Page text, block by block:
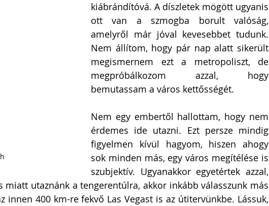
kiábrándítóvá. A díszletek mögött ugyanis
ott van a szmogba borult valóság,
amelyről már jóval kevesebbet tudunk.
Nem állítom, hogy pár nap alatt sikerült
megismernem ezt a metropoliszt, de
megpróbálkozom azzal, hogy
bemutassam a város kettősségét.
Nem egy embertől hallottam, hogy nem
érdemes ide utazni. Ezt persze mindig
figyelmen kívül hagyom, hiszen ahogy
sok minden más, egy város megítélése is
szubjektív. Ugyanakkor egyetértek azzal,
miatt utaznánk a tengerentúlra, akkor inkább válasszunk más
innen 400 km-re fekvő Las Vegast is az útitervünkbe. Lássuk,